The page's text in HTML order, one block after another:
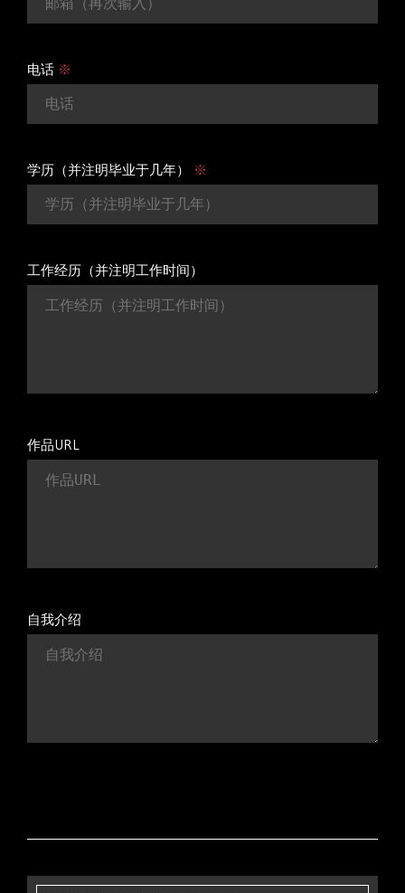
电话 ※
学历（并注明毕业于几年） ※
工作经历（并注明工作时间）
作品URL
自我介绍